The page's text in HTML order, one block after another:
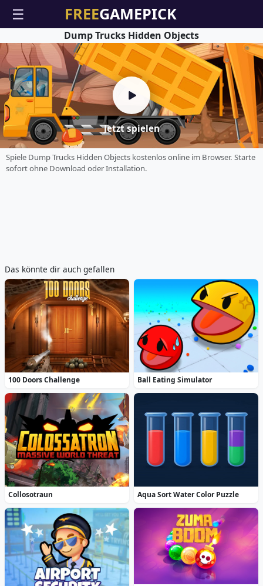
☰
Jetzt spielen
Dump Trucks Hidden Objects
Spiele Dump Trucks Hidden Objects kostenlos online im Browser. Starte
sofort ohne Download oder Installation.
Das könnte dir auch gefallen
100 Doors Challenge Ball Eating Simulator
Collosotraun Aqua Sort Water Color Puzzle